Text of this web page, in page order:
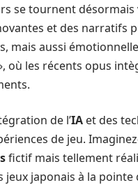
se tournent désormais
et des narratifs
mais aussi
où les récents opus
de l’IA et des
de jeu.
fictif mais tellement
jeux japonais à la